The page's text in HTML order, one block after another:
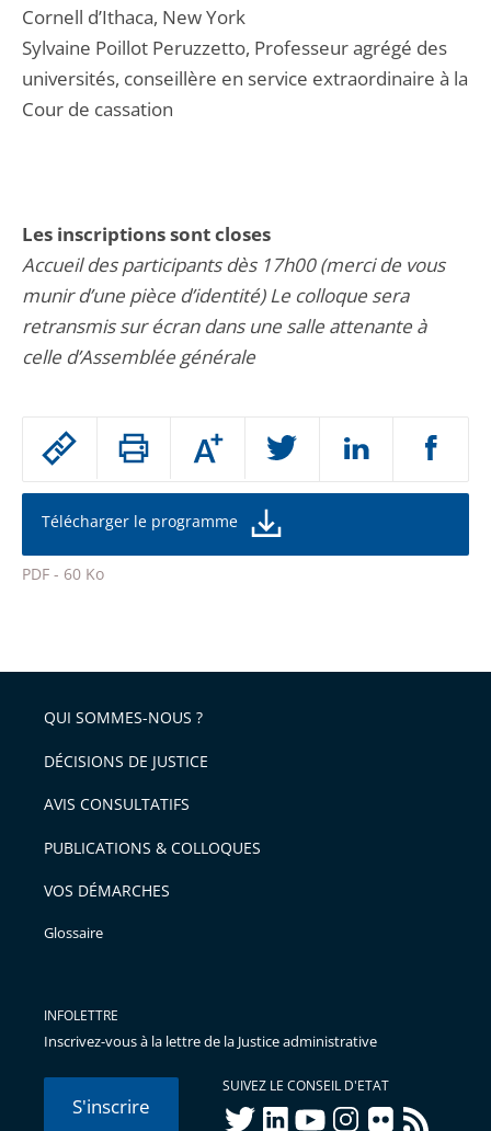
Passer
partage
de
l'article
pour
Augmenter
ou
la
de
police
Télécharger le programme
PDF - 60 Ko
l'article
pour
avant
Cornell d’Ithaca, New York
Sylvaine Poillot Peruzzetto, Professeur agrégé des
universités, conseillère en service extraordinaire à la
Cour de cassation
Les inscriptions sont closes
Accueil des participants dès 17h00 (merci de vous
munir d’une pièce d’identité) Le colloque sera
retransmis sur écran dans une salle attenante à
celle d’Assemblée générale
QUI SOMMES-NOUS ?
DÉCISIONS DE JUSTICE
AVIS CONSULTATIFS
PUBLICATIONS & COLLOQUES
VOS DÉMARCHES
Glossaire
INFOLETTRE
Inscrivez-vous à la lettre de la Justice administrative
S'inscrire
SUIVEZ LE CONSEIL D'ETAT
twitterlinkedInyoutubeinstagram
flickr rss